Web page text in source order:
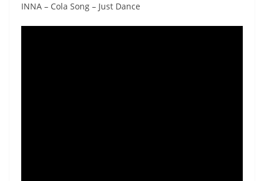
INNA – Cola Song – Just Dance